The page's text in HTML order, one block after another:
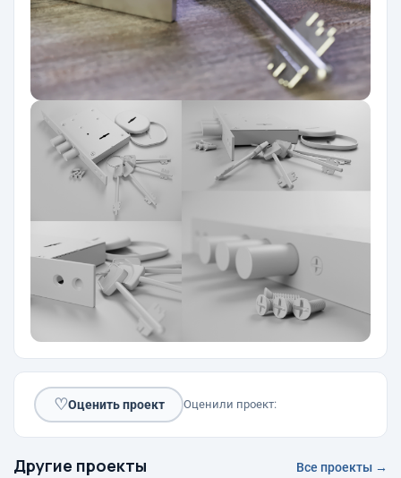
♡Оценить проект Оценили проект:
Другие проекты Все проекты →